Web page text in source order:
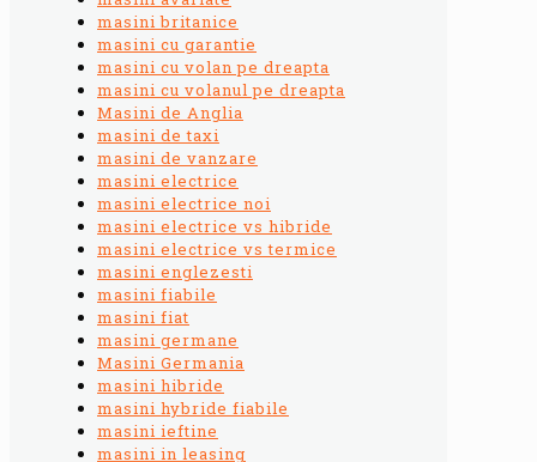
masini britanice
masini cu garantie
masini cu volan pe dreapta
masini cu volanul pe dreapta
Masini de Anglia
masini de taxi
masini de vanzare
masini electrice
masini electrice noi
masini electrice vs hibride
masini electrice vs termice
masini englezesti
masini fiabile
masini fiat
masini germane
Masini Germania
masini hibride
masini hybride fiabile
masini ieftine
masini in leasing